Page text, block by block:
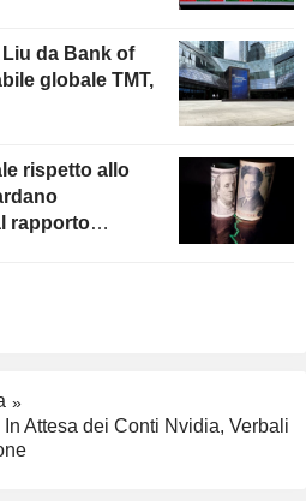
da Bank of
globale TMT,
rispetto allo
rapporto
Attesa dei Conti Nvidia, Verbali